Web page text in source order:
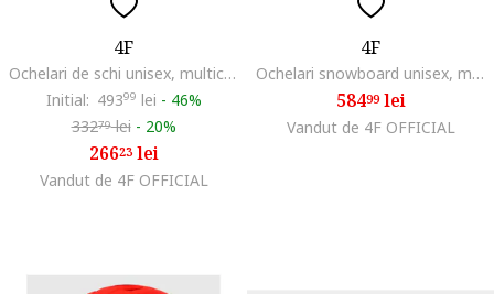
4F
Ochelari de schi unisex, multicolor, filtr UV400, dimensiune MT
Initial: 49399 lei - 46%
33279lei - 20%
26623lei
Vandut de 4F OFFICIAL
4F
Ochelari snowboard unisex, multicolor, filtr UV400, dimensiune ONE SIZE
58499lei
Vandut de 4F OFFICIAL